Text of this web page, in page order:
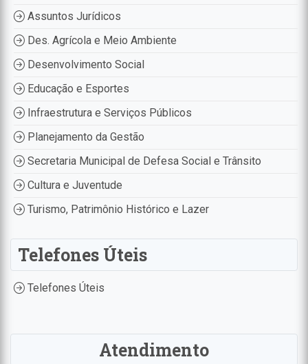
Assuntos Jurídicos
Des. Agrícola e Meio Ambiente
Desenvolvimento Social
Educação e Esportes
Infraestrutura e Serviços Públicos
Planejamento da Gestão
Secretaria Municipal de Defesa Social e Trânsito
Cultura e Juventude
Turismo, Patrimônio Histórico e Lazer
Telefones Úteis
Telefones Úteis
Atendimento